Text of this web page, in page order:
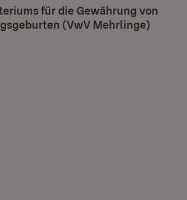
für die Gewährung von
(VwV Mehrlinge)